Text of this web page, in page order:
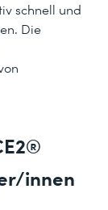
schnell und
Die
innen